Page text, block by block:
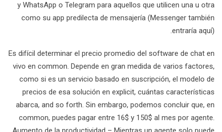
y WhatsApp o Telegram para aquellos que utilicen una u otra
como su app predilecta de mensajería (Messenger también
entraría aquí).
Es difícil determinar el precio promedio del software de chat en
vivo en common. Depende en gran medida de varios factores,
como si es un servicio basado en suscripción, el modelo de
precios de esa solución en explicit, cuántas características
abarca, and so forth. Sin embargo, podemos concluir que, en
common, puedes pagar entre 16$ y 150$ al mes por agente.